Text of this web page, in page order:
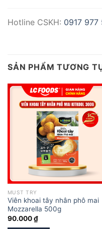
Hotline CSKH: 0917 977
SẢN PHẨM TƯƠNG
MUST TRY
Viên khoai tây nhân phô mai
Mozzarella 500g
90.000₫